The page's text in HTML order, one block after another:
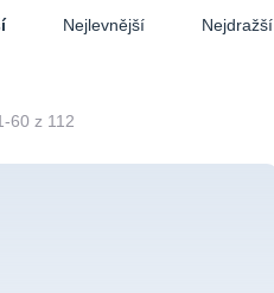
Nejlevnější Nejdražší
60 z 112